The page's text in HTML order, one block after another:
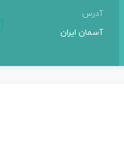
آدرس
آسمان ایران